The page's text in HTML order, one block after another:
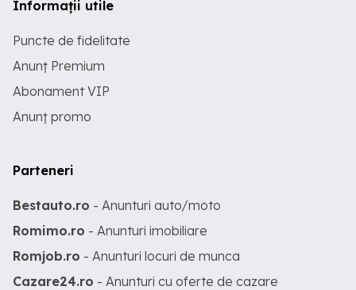
Informații utile
Puncte de fidelitate
Anunț Premium
Abonament VIP
Anunț promo
Parteneri
Bestauto.ro - Anunturi auto/moto
Romimo.ro - Anunturi imobiliare
Romjob.ro - Anunturi locuri de munca
Cazare24.ro - Anunturi cu oferte de cazare